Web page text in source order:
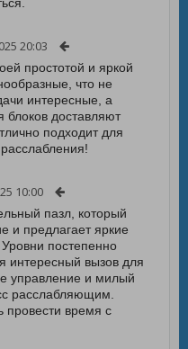
20:03
простотой и яркой
что не
интересные, а
доставляют
подходит для
10:00
пазл, который
и предлагает яркие
постепенно
интересный вызов для
управление и милый
расслабляющим.
провести время с